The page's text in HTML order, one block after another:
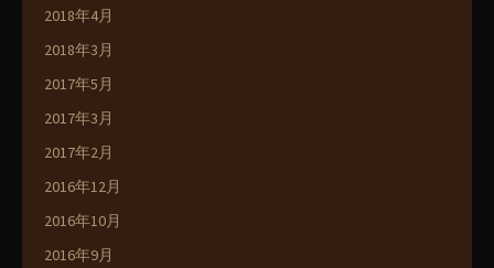
2018年4月
2018年3月
2017年5月
2017年3月
2017年2月
2016年12月
2016年10月
2016年9月